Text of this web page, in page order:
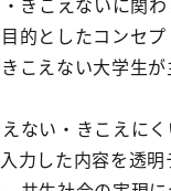
的としたコンセ
こえない大学生
ない・きこえに
力した内容を透